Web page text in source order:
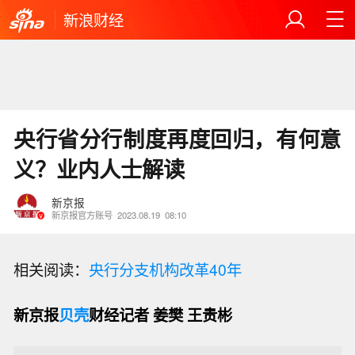
新浪财经
央行省分行制度再度回归，有何意
义？业内人士解读
新京报
新京报官方账号 2023.08.19 08:10
相关阅读： 央行分支机构改革40年
新京报贝壳财经记者 姜樊 王贵彬